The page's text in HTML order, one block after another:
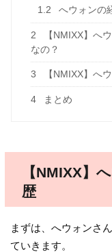
1.2 へウォンの
2
【NMIXX】へ
なの？
3 【NMIXX】へ
4 まとめ
【NMIXX】
歴
まずは、へウォンさ
ていきます。